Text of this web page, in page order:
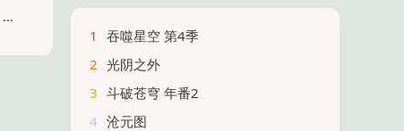
1
吞噬星空 第4季
2 光阴之外
3 斗破苍穹 年番2
4 沧元图